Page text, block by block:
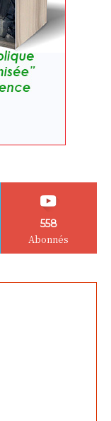
558
Abonnés